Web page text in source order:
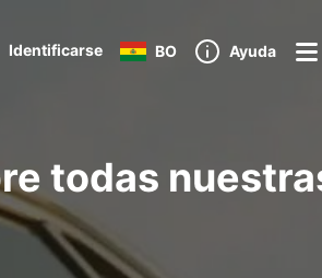
Identificarse BO Ayuda
todas